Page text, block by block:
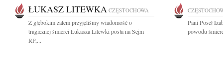
ŁUKASZ LITEWKA CZĘSTOCHOWA
Z głębokim żalem przyjęliśmy wiadomość o
tragicznej śmierci Łukasza Litewki posła na Sejm
RP,...
Pani Poseł
powodu